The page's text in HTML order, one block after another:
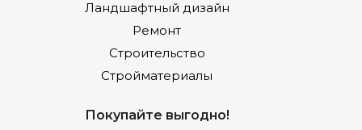
Ландшафтный дизайн
Ремонт
Строительство
Стройматериалы
Покупайте выгодно!